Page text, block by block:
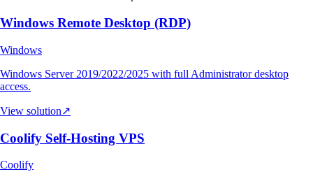
Windows Remote Desktop (RDP)
Windows
Windows Server 2019/2022/2025 with full Administrator desktop
access.
View solution↗
Coolify Self-Hosting VPS
Coolify